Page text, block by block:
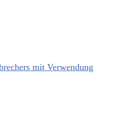
mit Verwendung